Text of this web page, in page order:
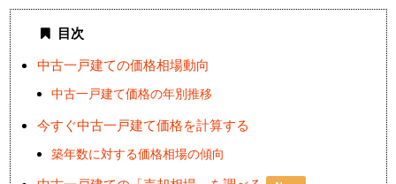
目次
中古一戸建ての価格相場動向
中古一戸建て価格の年別推移
今すぐ中古一戸建て価格を計算する
築年数に対する価格相場の傾向